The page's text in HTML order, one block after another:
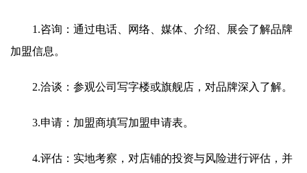
1.咨询：通过电话、网络、媒体、介绍、展会了解品牌
加盟信息。
2.洽谈：参观公司写字楼或旗舰店，对品牌深入了解。
3.申请：加盟商填写加盟申请表。
4.评估：实地考察，对店铺的投资与风险进行评估，并